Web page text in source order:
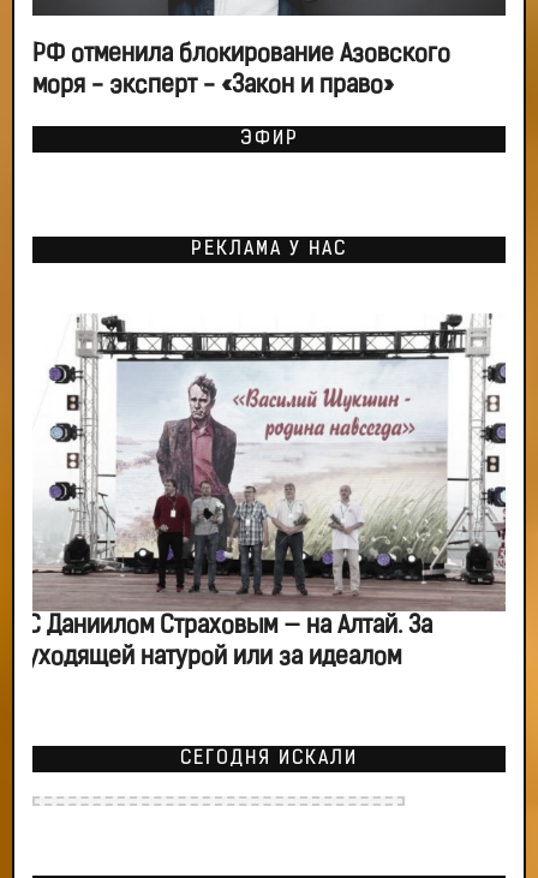
РФ отменила блокирование Азовского
моря - эксперт - «Закон и право»
ЭФИР
РЕКЛАМА У НАС
С Даниилом Страховым — на Алтай. За
уходящей натурой или за идеалом
СЕГОДНЯ ИСКАЛИ